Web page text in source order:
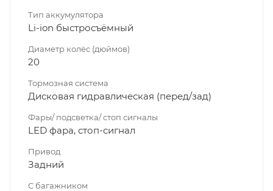
Тип аккумулятора
Li-ion быстросъёмный
Диаметр колёс (дюймов)
20
Тормозная система
Дисковая гидравлическая (перед/зад)
Фары/ подсветка/ стоп сигналы
LED фара, стоп-сигнал
Привод
Задний
С багажником